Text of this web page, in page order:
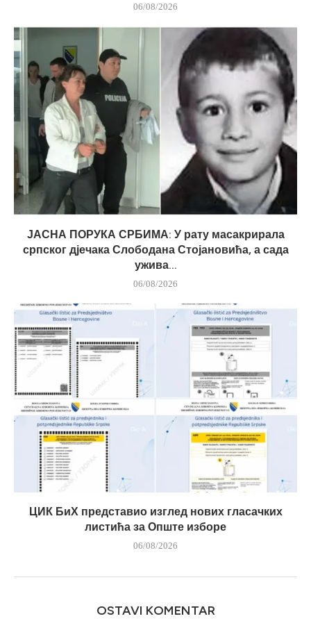
06/08/2026
ЈАСНА ПОРУКА СРБИМА: У рату масакрирала
српског дјечака Слободана Стојановића, а сада
ужива...
06/08/2026
ЦИК БиХ представио изглед нових гласачких
листића за Опште изборе
06/08/2026
OSTAVI KOMENTAR